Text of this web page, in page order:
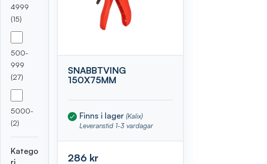
4999
(15)
500-
999
(27)
5000-
(2)
Katego
ri
SNABBTVING
150X75MM
Finns i lager(Kalix)
Leveranstid 1-3 vardagar
286 kr